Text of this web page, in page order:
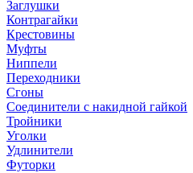
Заглушки
Контрагайки
Крестовины
Муфты
Ниппели
Переходники
Сгоны
Соединители с накидной гайкой
Тройники
Уголки
Удлинители
Футорки